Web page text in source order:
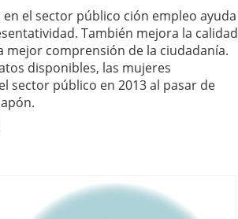
el sector público ción empleo ayuda
También mejora la calidad
mejor comprensión de la ciudadanía.
disponibles, las mujeres
sector público en 2013 al pasar de